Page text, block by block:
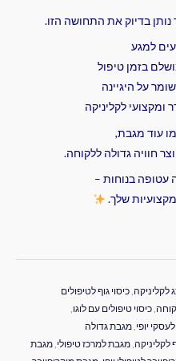
נותן בדיוק את התחושה הזו.
למגע
בזמן טיפול
על היגיינה
לקליניקה
עוד מגבת,
חוויה גדולה ללקוחה.
עטופה בנוחות –
שלך.
לקליניקה כיסוי גוף לטיפולים
כיסוי טיפולים עם לוגו
יופי מגבת גדולה
לקליניקה מגבת למרכז טיפולי מגבת